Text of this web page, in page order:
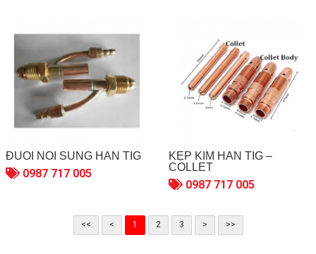
ĐUÔI NỐI SÚNG HÀN TIG
0987 717 005
KẸP KIM HÀN TIG –
COLLET
0987 717 005
<< < 1 2 3 > >>